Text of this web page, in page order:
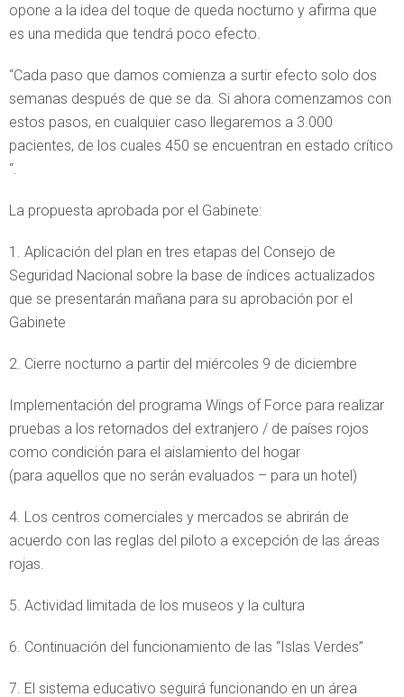
opone a la idea del toque de queda nocturno y afirma que
es una medida que tendrá poco efecto.
“Cada paso que damos comienza a surtir efecto solo dos
semanas después de que se da. Si ahora comenzamos con
estos pasos, en cualquier caso llegaremos a 3.000
pacientes, de los cuales 450 se encuentran en estado crítico
“.
La propuesta aprobada por el Gabinete:
1. Aplicación del plan en tres etapas del Consejo de
Seguridad Nacional sobre la base de índices actualizados
que se presentarán mañana para su aprobación por el
Gabinete
2. Cierre nocturno a partir del miércoles 9 de diciembre
Implementación del programa Wings of Force para realizar
pruebas a los retornados del extranjero / de países rojos
como condición para el aislamiento del hogar
(para aquellos que no serán evaluados – para un hotel)
4. Los centros comerciales y mercados se abrirán de
acuerdo con las reglas del piloto a excepción de las áreas
rojas.
5. Actividad limitada de los museos y la cultura
6. Continuación del funcionamiento de las “Islas Verdes”
7. El sistema educativo seguirá funcionando en un área